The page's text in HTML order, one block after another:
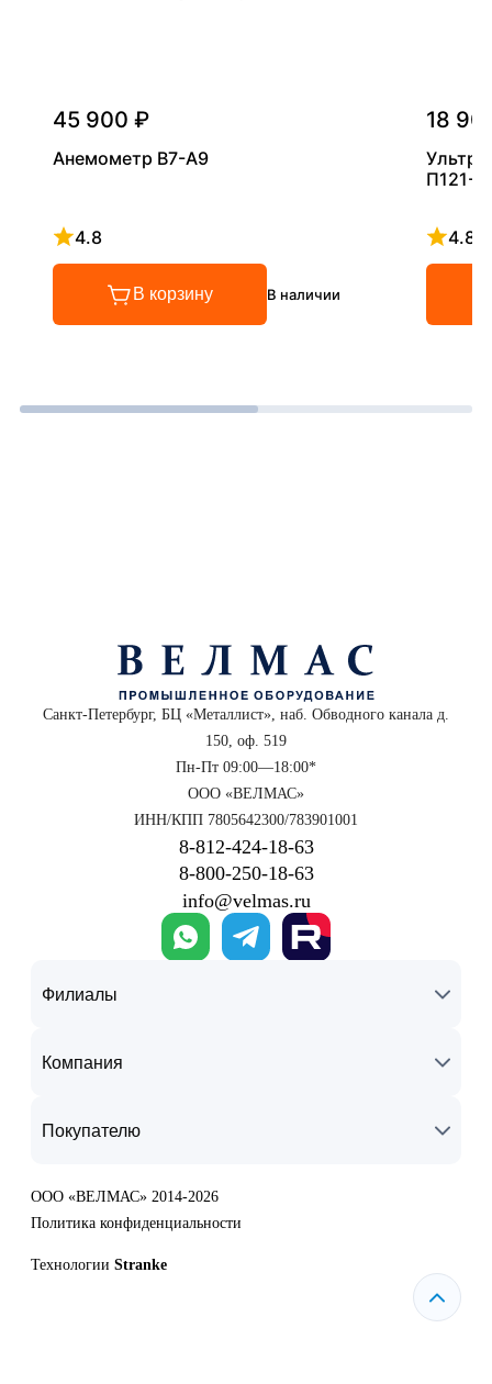
45 900 ₽
Анемометр В7-А9
4.8
Рейтинг 4.8 из 5
В корзину В наличии
18
П121-
4.8
Санкт-Петербург, БЦ «Металлист», наб. Обводного канала д.
150, оф. 519
Пн-Пт 09:00—18:00*
ООО «ВЕЛМАС»
ИНН/КПП 7805642300/783901001
8‑812‑424‑18‑63
8‑800‑250‑18‑63
info@velmas.ru
Филиалы
Компания
Покупателю
ООО «ВЕЛМАС» 2014-2026
Политика конфиденциальности
Технологии Stranke